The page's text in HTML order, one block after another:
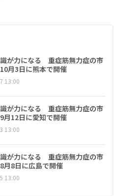
が力になる 重症筋無力症の市
月3日に熊本で開催
13:00
が力になる 重症筋無力症の市
月12日に愛知で開催
13:00
が力になる 重症筋無力症の市
月8日に広島で開催
13:00